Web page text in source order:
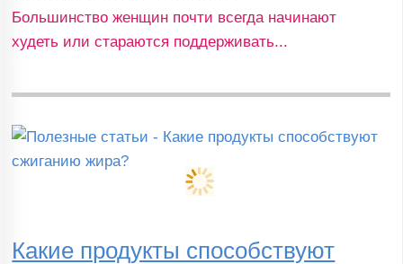
Большинство женщин почти всегда начинают
худеть или стараются поддерживать...
Какие продукты способствуют